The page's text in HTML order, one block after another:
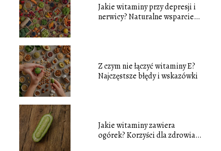
Jakie witaminy przy depresji i
nerwicy? Naturalne wsparcie
Z czym nie łączyć witaminy E?
Najczęstsze błędy i wskazówki
Jakie witaminy zawiera
ogórek? Korzyści dla zdrowia i